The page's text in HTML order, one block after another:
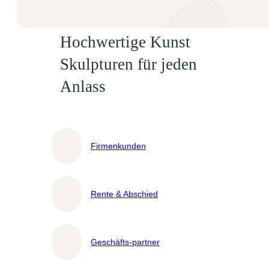
Hochwertige Kunst
Skulpturen für jeden
Anlass
Firmenkunden
Rente & Abschied
Geschäfts-partner